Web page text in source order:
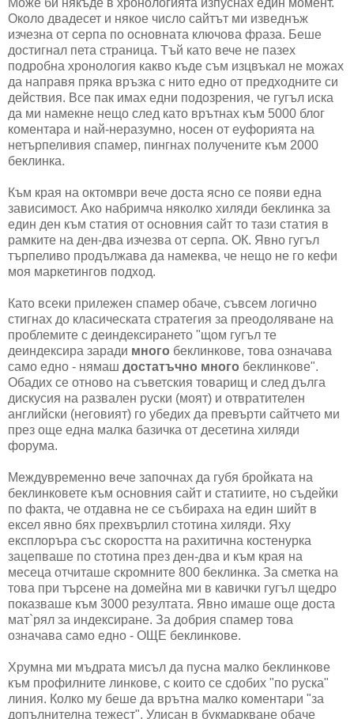
Около двадесет и някое число сайтът ми изведнъж
изчезна от серпа по основната ключова фраза. Беше
достигнал пета страница. Тъй като вече не пазех
подробна хронология какво къде съм изцвъкал не можах
да направя пряка връзка с нито едно от предходните си
действия. Все пак имах едни подозрения, че гугъл иска
да ми намекне нещо след като врътнах към 5000 блог
коментара и най-неразумно, носен от еуфорията на
нетърпеливия спамер, пингнах получените към 2000
беклинка.
Към края на октомври вече доста ясно се появи една
зависимост. Ако набримча няколко хиляди беклинка за
един ден към статия от основния сайт то тази статия в
рамките на ден-два изчезва от серпа. ОК. Явно гугъл
търпеливо продължава да намеква, че нещо не го кефи
моя маркетингов подход.
Като всеки прилежен спамер обаче, съвсем логично
стигнах до класическата стратегия за преодоляване на
проблемите с деиндексирането "щом гугъл те
деиндексира заради много беклинкове, това означава
само едно - нямаш достатъчно много беклинкове".
Обадих се отново на съветския товарищ и след дълга
дискусия на развален руски (моят) и отвратителен
английски (неговият) го убедих да превърти сайтчето ми
през още една малка базичка от десетина хиляди
форума.
Междувременно вече започнах да губя бройката на
беклинковете към основния сайт и статиите, но съдейки
по факта, че отдавна не се събираха на един шийт в
ексел явно бях прехвърлил стотина хиляди. Яху
експлоръра със скоростта на рахитична костенурка
зацепваше по стотина през ден-два и към края на
месеца отчиташе скромните 800 беклинка. За сметка на
това при търсене на домейна ми в кавички гугъл щедро
показваше към 3000 резултата. Явно имаше още доста
мат`рял за индексиране. За добрия спамер това
означава само едно - ОЩЕ беклинкове.
Хрумна ми мъдрата мисъл да пусна малко беклинкове
към профилните линкове, с които се сдобих "по руска"
линия. Колко му беше да врътна малко коментари "за
допълнителна тежест". Улисан в букмаркване обаче